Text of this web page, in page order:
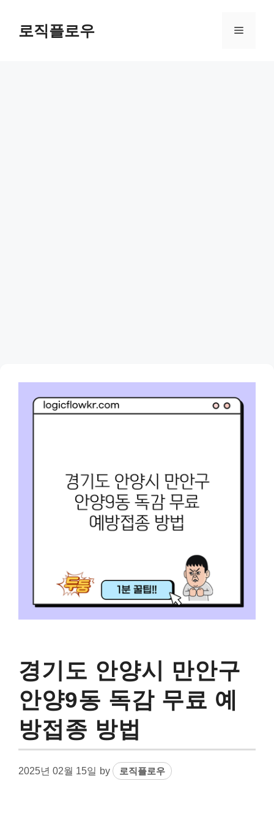
content로직플로우 Menu
경기도 안양시 만안구
안양9동 독감 무료 예
방접종 방법
2025년 02월 15일 by 로직플로우